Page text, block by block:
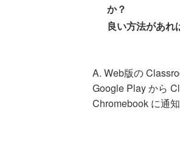
か？
良い方法があれ
A. Web版の
Google Play から
Chromebook に通